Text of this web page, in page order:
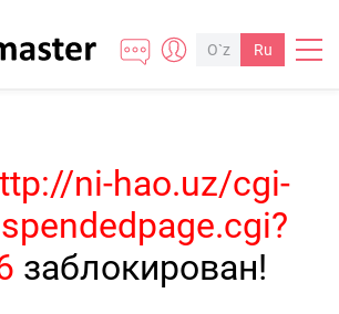
O`z Ru
ni-hao.uz/cgi-
заблокирован!